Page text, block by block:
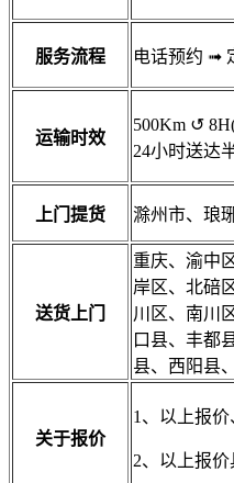
服务流程 电话预约 ➟
运输时效
500Km ↺
24小时送达
上门提货 滁州市、琅
送货上门
重庆、渝中
岸区、北碚
川区、南川
口县、丰都
县、西阳县
关于报价
1、以上报
2、以上报